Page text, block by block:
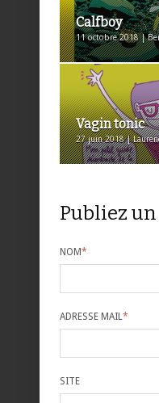
Calfboy
11 octobre 2018 |
Vagin tonic
27 juin 2018 |
Publiez
NOM*
ADRESSE MAIL *
SITE